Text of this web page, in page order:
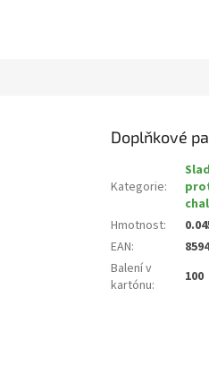
Doplňkové
Kategorie:
Hmotnost:
EAN:
Balení v
kartónu: 100